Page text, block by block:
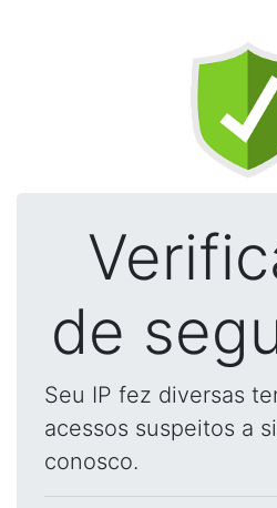
de
Seu IP fez diversas
acessos suspeitos a
conosco.